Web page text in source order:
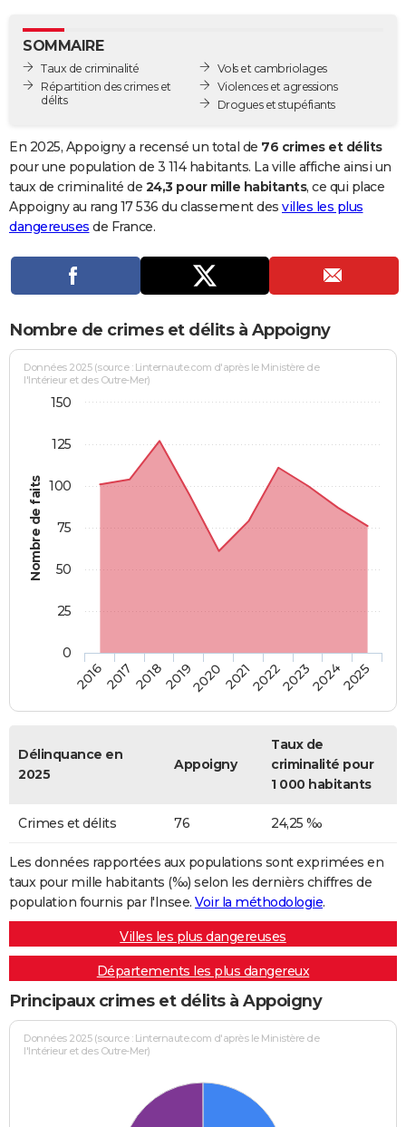
GUIDES D'ACHAT
BONS PLANS
Carte de Noël
Carte Bonne année
Carte Saint-Valentin
Carte Pâques
Carte d'anniversaire
DICTIONNAIRE
Dictionnaire
Biographies
Citations
Expressions
Proverbes
PROGRAMME TV
Se connecter
Entreprises
Service militaire
Avis de recherche
AVIS DE DÉCÈS
Bricolage
Lifestyle
Culture
Sport
Auto
Television
Voyage
Cinema
SOMMAIRE
Taux de criminalité
Répartition des crimes et
délits
Vols et cambriolages
Violences et agressions
Drogues et stupéfiants
En 2025, Appoigny a recensé un total de 76 crimes et délits
pour une population de 3 114 habitants. La ville affiche ainsi un
taux de criminalité de 24,3 pour mille habitants, ce qui place
Appoigny au rang 17 536 du classement des villes les plus
dangereuses de France.
Nombre de crimes et délits à Appoigny
Nombre de faits
Données 2025 (source : Linternaute.com d'après le Ministère de
l'Intérieur et des Outre-Mer)
2016201720182019202020212022202320242025
0
25
50
75
100
125
150
Délinquance en
2025
Appoigny
Taux de
criminalité pour
1 000 habitants
Crimes et délits 76 24,25 ‰
Les données rapportées aux populations sont exprimées en
taux pour mille habitants (‰) selon les dernièrs chiffres de
population fournis par l'Insee. Voir la méthodologie.
Villes les plus dangereuses
Départements les plus dangereux
Principaux crimes et délits à Appoigny
Données 2025 (source : Linternaute.com d'après le Ministère de
l'Intérieur et des Outre-Mer)